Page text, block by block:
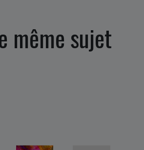
même sujet